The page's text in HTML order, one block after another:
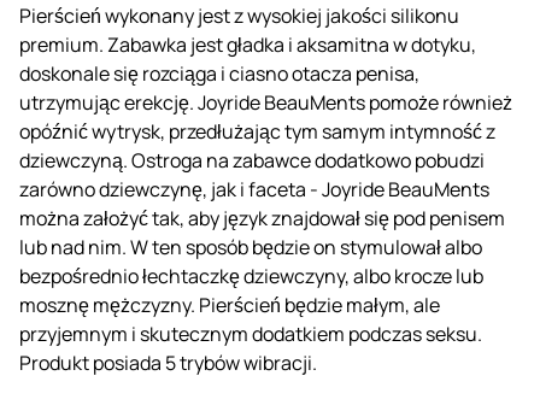
Pierścień wykonany jest z wysokiej jakości silikonu
premium. Zabawka jest gładka i aksamitna w dotyku,
doskonale się rozciąga i ciasno otacza penisa,
utrzymując erekcję. Joyride BeauMents pomoże również
opóźnić wytrysk, przedłużając tym samym intymność z
dziewczyną. Ostroga na zabawce dodatkowo pobudzi
zarówno dziewczynę, jak i faceta - Joyride BeauMents
można założyć tak, aby język znajdował się pod penisem
lub nad nim. W ten sposób będzie on stymulował albo
bezpośrednio łechtaczkę dziewczyny, albo krocze lub
mosznę mężczyzny. Pierścień będzie małym, ale
przyjemnym i skutecznym dodatkiem podczas seksu.
Produkt posiada 5 trybów wibracji.